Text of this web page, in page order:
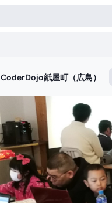
CoderDojo紙屋町（広島）